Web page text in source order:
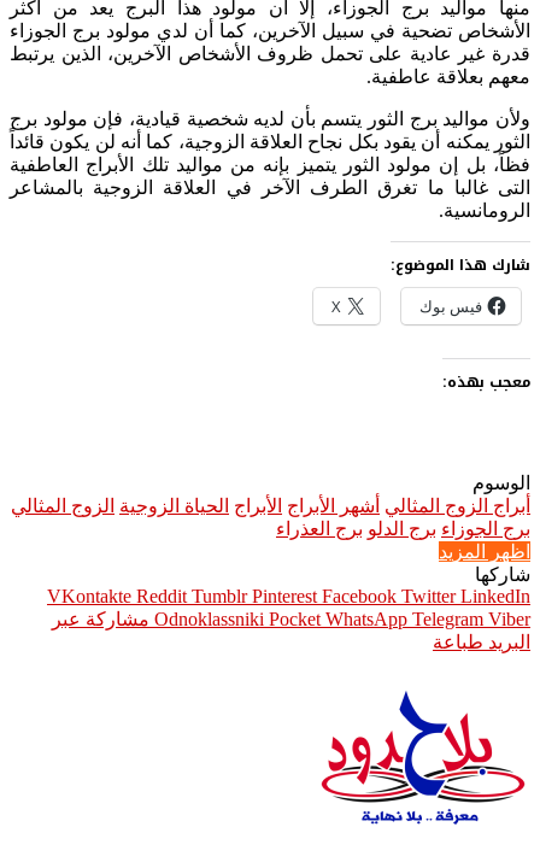
منها مواليد برج الجوزاء، إلا أن مولود هذا البرج يعد من أكثر
الأشخاص تضحية في سبيل الآخرين، كما أن لدي مولود برج الجوزاء
قدرة غير عادية على تحمل ظروف الأشخاص الآخرين، الذين يرتبط
معهم بعلاقة عاطفية.
ولأن مواليد برج الثور يتسم بأن لديه شخصية قيادية، فإن مولود برج
الثور يمكنه أن يقود بكل نجاح العلاقة الزوجية، كما أنه لن يكون قائداً
فظاً، بل إن مولود الثور يتميز بإنه من مواليد تلك الأبراج العاطفية
التى غالبا ما تغرق الطرف الآخر في العلاقة الزوجية بالمشاعر
الرومانسية.
شارك هذا الموضوع:
فيس بوك X
معجب بهذه:
الوسوم
أبراج الزوج المثالي أشهر الأبراج الأبراج الحياة الزوجية الزوج المثالي
برج الجوزاء برج الدلو برج العذراء
اظهر المزيد
شاركها
Facebook Twitter LinkedIn
Pinterest
Odnoklassniki Pocket WhatsApp Telegram Viber
مشاركة عبر
البريد طباعة